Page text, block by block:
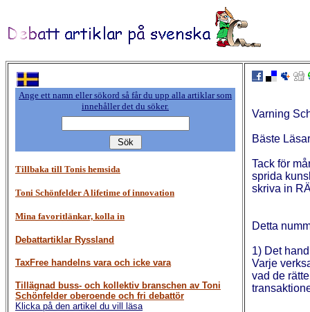
Ange ett namn eller sökord så får du upp alla artiklar som
innehåller det du söker.
Tillbaka till Tonis hemsida
Toni Schönfelder A lifetime of innovation
Mina favoritlänkar, kolla in
Debattartiklar Ryssland
TaxFree handelns vara och icke vara
Tillägnad buss- och kollektiv branschen av Toni
Schönfelder oberoende och fri debattör
Klicka på den artikel du vill läsa
Varning
Bäste
Tack för
sprida
skriva in
Detta
1) Det
Varje
vad de